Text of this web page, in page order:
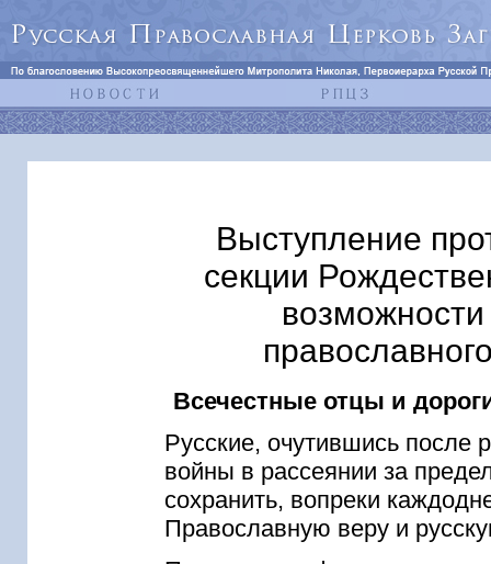
Выступление
секции
возможности
Всечестные отцы и
Русские, очутившись после
войны в рассеянии за
сохранить, вопреки
Православную веру и